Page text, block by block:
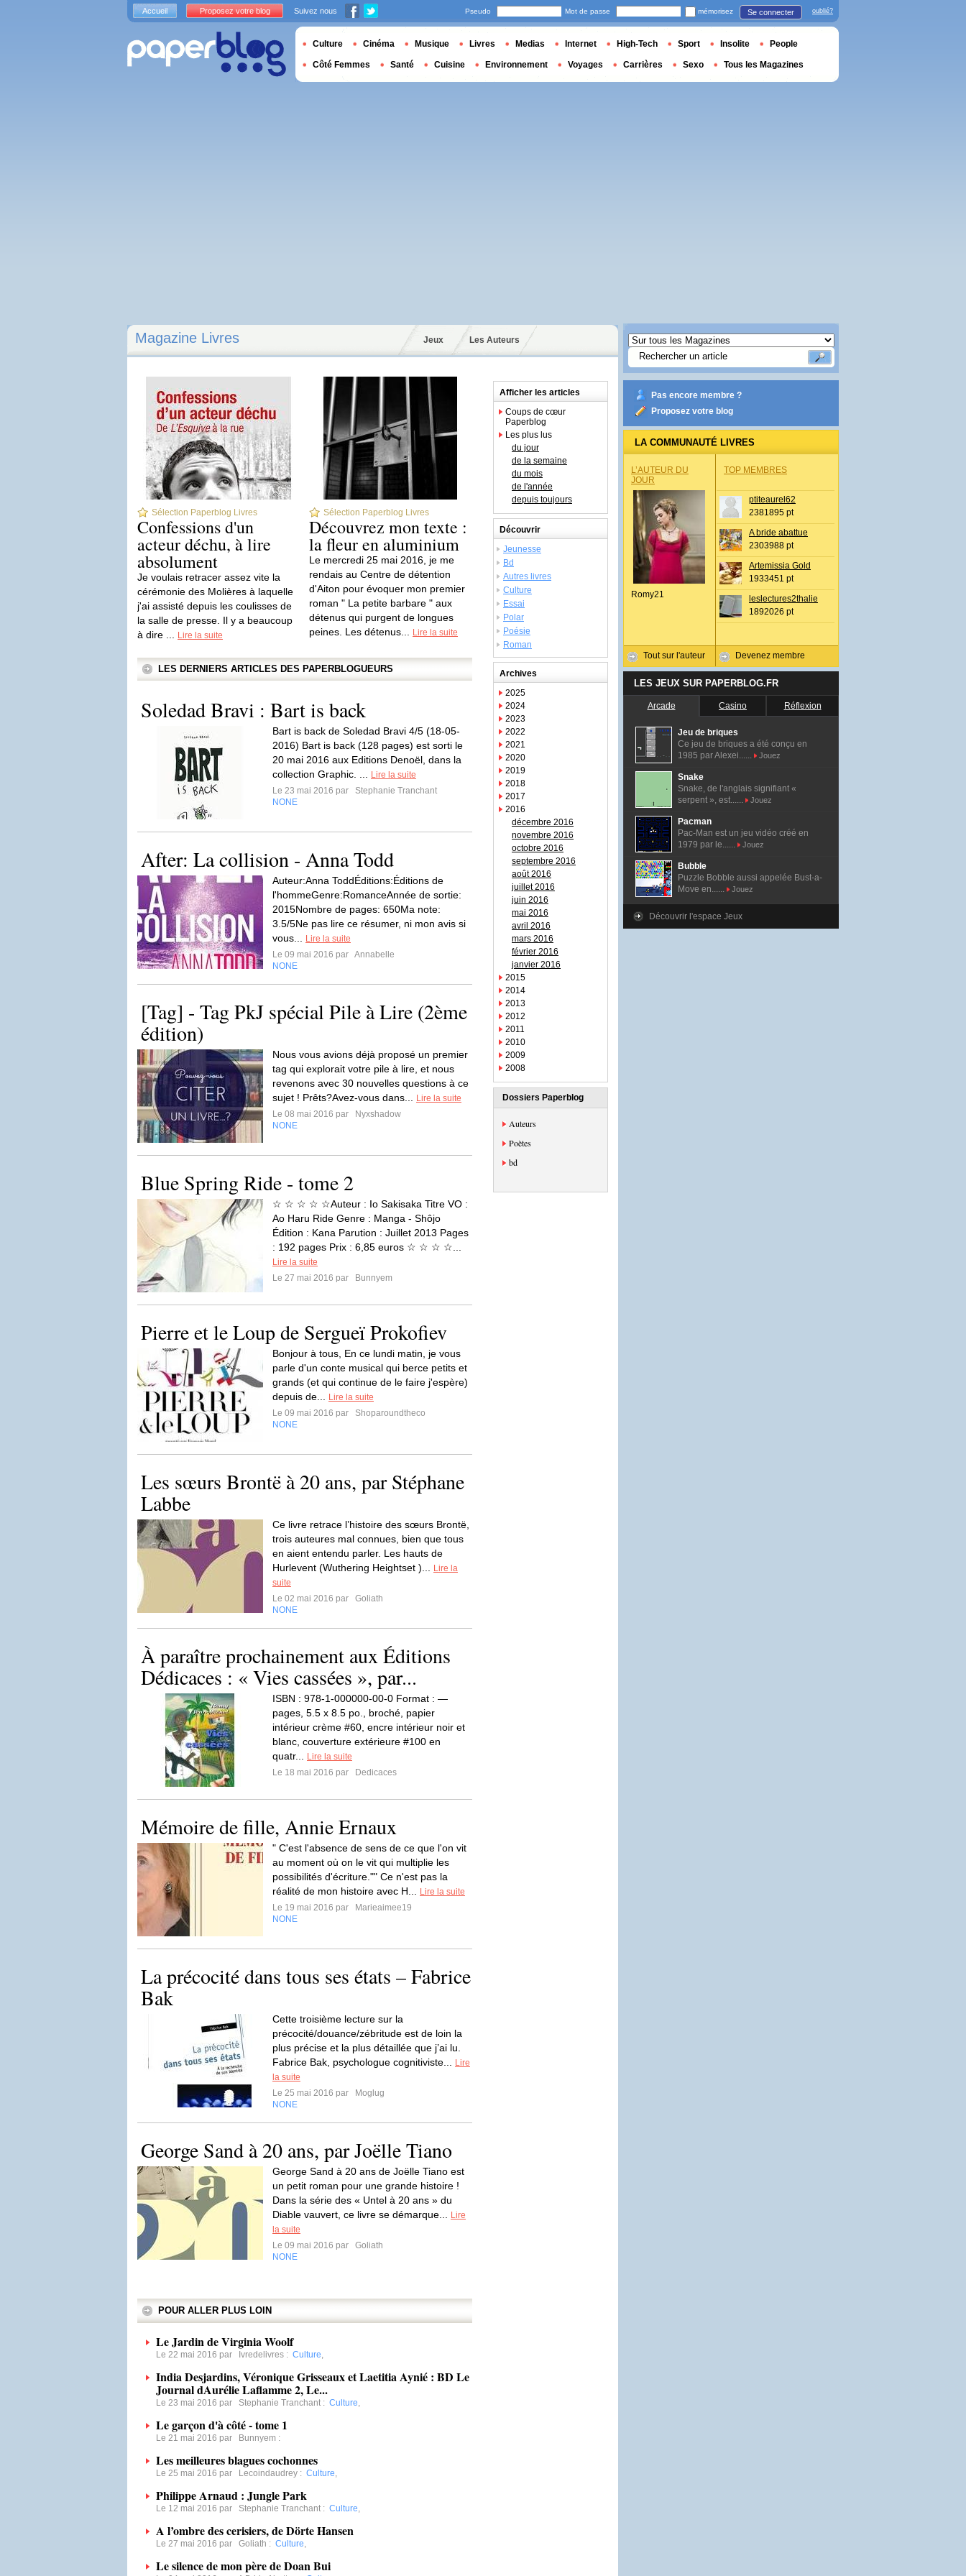
Magazine Livres Jeux Les Auteurs
Sélection Paperblog Livres
Confessions d'un
acteur déchu, à lire
absolument
Je voulais retracer assez vite la
cérémonie des Molières à laquelle
j'ai assisté depuis les coulisses de
la salle de presse. Il y a beaucoup
à dire ...
Lire la suite
Sélection Paperblog Livres
Découvrez mon texte :
la fleur en aluminium
Le mercredi 25 mai 2016, je me
rendais au Centre de détention
d'Aiton pour évoquer mon premier
roman " La petite barbare " aux
détenus qui purgent de longues
peines. Les détenus...
Lire la suite
LES DERNIERS ARTICLES DES PAPERBLOGUEURS
Soledad Bravi : Bart is back
Bart is back de Soledad Bravi 4/5 (18-05-
2016) Bart is back (128 pages) est sorti le
20 mai 2016 aux Editions Denoël, dans la
collection Graphic. ...
Lire la suite
Le 23 mai 2016 par
Stephanie Tranchant
NONE
After: La collision - Anna Todd
Auteur:Anna ToddÉditions:Éditions de
l'hommeGenre:RomanceAnnée de sortie:
2015Nombre de pages: 650Ma note:
3.5/5Ne pas lire ce résumer, ni mon avis si
vous...
Lire la suite
Le 09 mai 2016 par Annabelle
NONE
[Tag] - Tag PkJ spécial Pile à Lire (2ème
édition)
Nous vous avions déjà proposé un premier
tag qui explorait votre pile à lire, et nous
revenons avec 30 nouvelles questions à ce
sujet ! Prêts?Avez-vous dans...
Lire la suite
Le 08 mai 2016 par
Nyxshadow
NONE
Blue Spring Ride - tome 2
☆ ☆ ☆ ☆ ☆Auteur : Io Sakisaka Titre VO :
Ao Haru Ride Genre : Manga - Shôjo
Édition : Kana Parution : Juillet 2013 Pages
: 192 pages Prix : 6,85 euros ☆ ☆ ☆ ☆...
Lire la suite
Le 27 mai 2016 par
Bunnyem
Pierre et le Loup de Sergueï Prokofiev
Bonjour à tous, En ce lundi matin, je vous
parle d'un conte musical qui berce petits et
grands (et qui continue de le faire j'espère)
depuis de...
Lire la suite
Le 09 mai 2016 par
Shoparoundtheco
NONE
Les sœurs Brontë à 20 ans, par Stéphane
Labbe
Ce livre retrace l’histoire des sœurs Brontë,
trois auteures mal connues, bien que tous
en aient entendu parler. Les hauts de
Hurlevent (Wuthering Heightset )...
Lire la
suite
Le 02 mai 2016 par
Goliath
NONE
À paraître prochainement aux Éditions
Dédicaces : « Vies cassées », par...
ISBN : 978-1-000000-00-0 Format : —
pages, 5.5 x 8.5 po., broché, papier
intérieur crème #60, encre intérieur noir et
blanc, couverture extérieure #100 en
quatr...
Lire la suite
Le 18 mai 2016 par
Dedicaces
Mémoire de fille, Annie Ernaux
" C'est l'absence de sens de ce que l'on vit
au moment où on le vit qui multiplie les
possibilités d'écriture."" Ce n'est pas la
réalité de mon histoire avec H...
Lire la suite
Le 19 mai 2016 par
Marieaimee19
NONE
La précocité dans tous ses états – Fabrice
Bak
Cette troisième lecture sur la
précocité/douance/zébritude est de loin la
plus précise et la plus détaillée que j’ai lu.
Fabrice Bak, psychologue cognitiviste...
Lire
la suite
Le 25 mai 2016 par
Moglug
NONE
George Sand à 20 ans, par Joëlle Tiano
George Sand à 20 ans de Joëlle Tiano est
un petit roman pour une grande histoire !
Dans la série des « Untel à 20 ans » du
Diable vauvert, ce livre se démarque...
Lire
la suite
Le 09 mai 2016 par
Goliath
NONE
POUR ALLER PLUS LOIN
Le Jardin de Virginia Woolf
Le 22 mai 2016 par Ivredelivres : Culture,
India Desjardins, Véronique Grisseaux et Laetitia Aynié : BD Le
Journal dAurélie Laflamme 2, Le...
Le 23 mai 2016 par Stephanie Tranchant : Culture,
Le garçon d'à côté - tome 1
Le 21 mai 2016 par Bunnyem :
Les meilleures blagues cochonnes
Le 25 mai 2016 par Lecoindaudrey : Culture,
Philippe Arnaud : Jungle Park
Le 12 mai 2016 par Stephanie Tranchant : Culture,
A l’ombre des cerisiers, de Dörte Hansen
Le 27 mai 2016 par Goliath : Culture,
Le silence de mon père de Doan Bui
Afficher les articles
Coups de cœur
Paperblog
Les plus lus
du jour
de la semaine
du mois
de l'année
depuis toujours
Découvrir
Jeunesse
Bd
Autres livres
Culture
Essai
Polar
Poésie
Roman
Archives
2025
2024
2023
2022
2021
2020
2019
2018
2017
2016
décembre 2016
novembre 2016
octobre 2016
septembre 2016
août 2016
juillet 2016
juin 2016
mai 2016
avril 2016
mars 2016
février 2016
janvier 2016
2015
2014
2013
2012
2011
2010
2009
2008
Dossiers Paperblog
Auteurs
Poètes
bd
Pas encore membre ?
Proposez votre blog
LA COMMUNAUTÉ LIVRES
L’AUTEUR DU
JOUR
Romy21
Tout sur l'auteur
TOP MEMBRES
ptiteaurel62
2381895 pt
A bride abattue
2303988 pt
Artemissia Gold
1933451 pt
leslectures2thalie
1892026 pt
Devenez membre
LES JEUX SUR PAPERBLOG.FR
Arcade Casino Réflexion
Jeu de briques
Ce jeu de briques a été conçu en
1985 par Alexei......
Jouez
Snake
Snake, de l'anglais signifiant «
serpent », est......
Jouez
Pacman
Pac-Man est un jeu vidéo créé en
1979 par le......
Jouez
Bubble
Puzzle Bobble aussi appelée Bust-a-
Move en......
Jouez
Découvrir l'espace Jeux
Accueil Proposez votre blog Suivez nous Pseudo Mot de passe mémorisez Se connecter oublié?
Culture Cinéma Musique Livres Medias Internet High-Tech Sport Insolite People
Côté Femmes Santé Cuisine Environnement Voyages Carrières Sexo Tous les Magazines